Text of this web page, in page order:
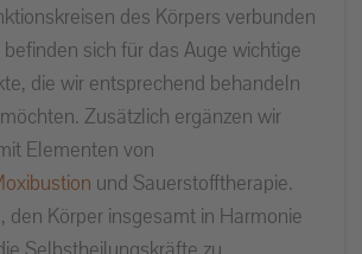
des Körpers verbunden
sich für das Auge wichtige
die wir entsprechend behandeln
Zusätzlich ergänzen wir
Elementen von
und Sauerstofftherapie.
den Körper insgesamt in Harmonie